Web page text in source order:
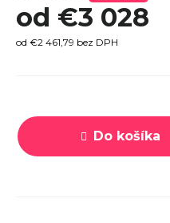
od €3 028
od €2 461,79 bez DPH
cena:
Do košíka
X 3.0
2025
€600
€899